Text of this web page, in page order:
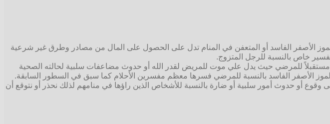
الموز الأصفر الفاسد أو المتعفن في المنام تدل على الحصول على المال من مصادر وطرق غير شرعية
خاص بالنسبة للرجل المتزوج.
مستقبلاً للمرضي حيث يدل علي موت للمريض لقدر الله أو حدوث مضاعفات سلبية لحالته الصحية
الأصفر الفاسد بالنسبة للمرضي فسرها معظم مفسرين الأحلام كما سبق في السطور السابقة.
أو حدوث أمور سلبية أو ضارة بالنسبة للأشخاص الذين راؤها في منامهم لذلك نحذر أو نتوقع أن